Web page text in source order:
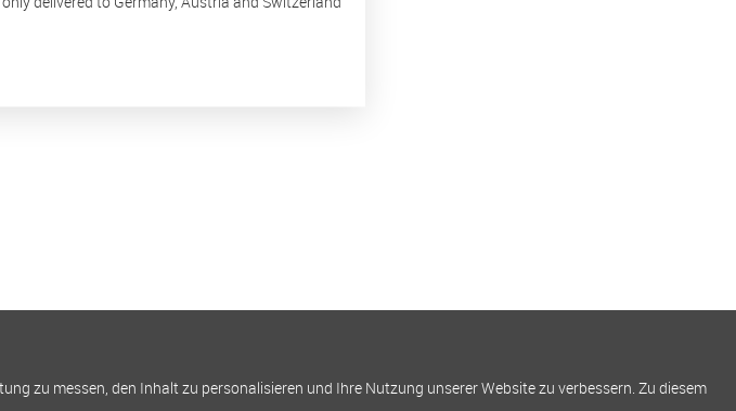
zu messen, den Inhalt zu personalisieren und Ihre Nutzung unserer Website zu verbessern. Zu diesem